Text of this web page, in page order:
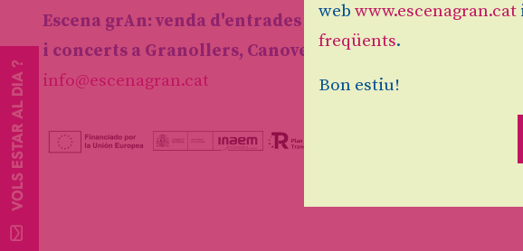
VOLS ESTAR AL DIA ?
Escena grAn: venda d'entrades d'espectacles
i concerts a Granollers, Canovelles i les Franqueses.
info@escenagran.cat
web www.escenagran.cat
freqüents.
Bon estiu!